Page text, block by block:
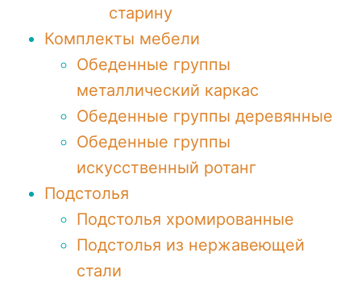
старину
Комплекты мебели
Обеденные группы
металлический каркас
Обеденные группы деревянные
Обеденные группы
искусственный ротанг
Подстолья
Подстолья хромированные
Подстолья из нержавеющей
стали